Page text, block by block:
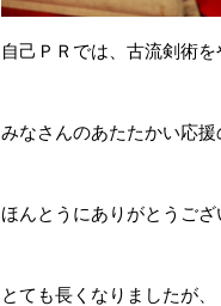
自己ＰＲでは、古流剣術
みなさんのあたたかい応
ほんとうにありがとうござ
とても長くなりましたが、